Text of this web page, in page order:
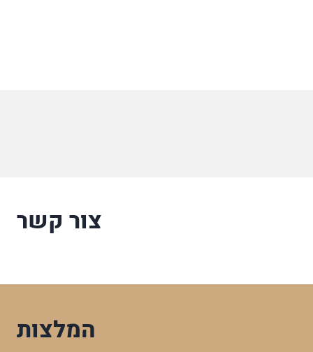
המלצות
צור קשר